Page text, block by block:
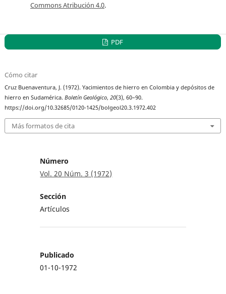
Commons Atribución 4.0.
PDF
Cómo citar
Cruz Buenaventura, J. (1972). Yacimientos de hierro en Colombia y depósitos de
hierro en Sudamérica.Boletín Geológico,20(3), 60–90.
https://doi.org/10.32685/0120-1425/bolgeol20.3.1972.402
Más formatos de cita
Número
Vol. 20 Núm. 3 (1972)
Sección
Artículos
Publicado
01-10-1972